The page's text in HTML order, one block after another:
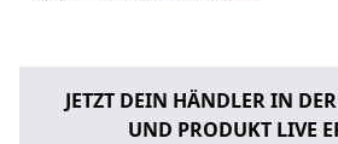
JETZT DEIN HÄNDLER IN
UND PRODUKT LIVE